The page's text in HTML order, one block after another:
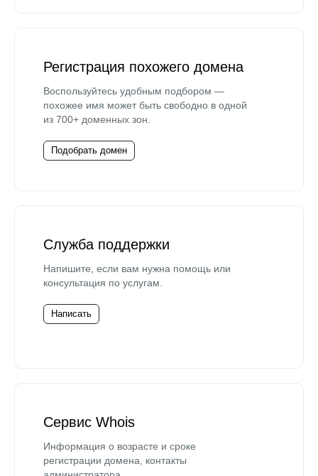
Регистрация похожего домена
Воспользуйтесь удобным подбором —
похожее имя может быть свободно в одной
из 700+ доменных зон.
Подобрать домен
Служба поддержки
Напишите, если вам нужна помощь или
консультация по услугам.
Написать
Сервис Whois
Информация о возрасте и сроке
регистрации домена, контакты